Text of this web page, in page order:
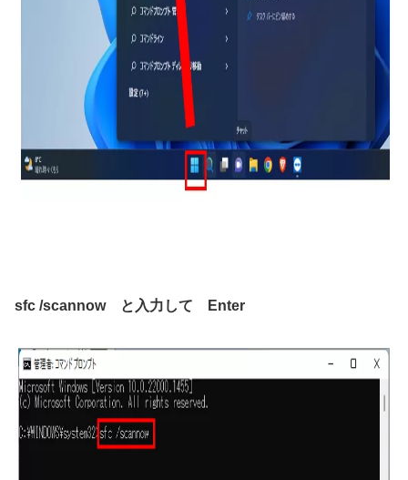
sfc /scannow と入力して Enter